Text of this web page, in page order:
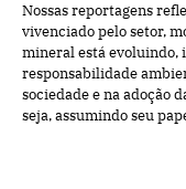
Nossas reportagens
vivenciado pelo setor,
mineral está evoluindo,
responsabilidade
sociedade e na adoção
seja, assumindo seu